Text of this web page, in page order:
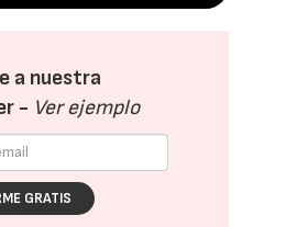
a nuestra
- Ver ejemplo
GRATIS